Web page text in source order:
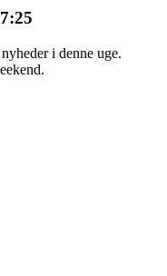
i denne uge.